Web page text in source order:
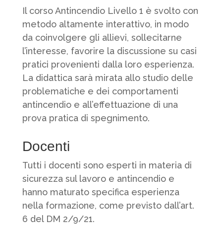
Il corso Antincendio Livello 1 è svolto con
metodo altamente interattivo, in modo
da coinvolgere gli allievi, sollecitarne
l’interesse, favorire la discussione su casi
pratici provenienti dalla loro esperienza.
La didattica sarà mirata allo studio delle
problematiche e dei comportamenti
antincendio e all’effettuazione di una
prova pratica di spegnimento.
Docenti
Tutti i docenti sono esperti in materia di
sicurezza sul lavoro e antincendio e
hanno maturato specifica esperienza
nella formazione, come previsto dall’art.
6 del DM 2/9/21.